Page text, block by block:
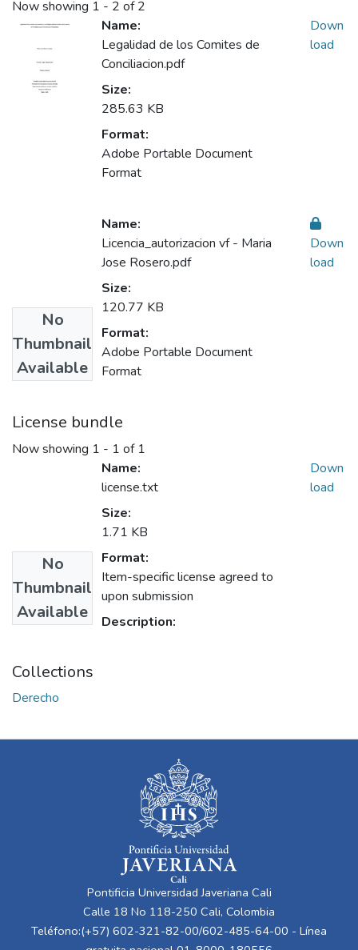
Now showing 1 - 2 of 2
Name:
Legalidad de los Comites de
Conciliacion.pdf
Size:
285.63 KB
Format:
Adobe Portable Document
Format
Down
load
No
Thumbnail
Available
Name:
Licencia_autorizacion vf - Maria
Jose Rosero.pdf
Size:
120.77 KB
Format:
Adobe Portable Document
Format
Down
load
License bundle
Now showing 1 - 1 of 1
No
Thumbnail
Available
Name:
license.txt
Size:
1.71 KB
Format:
Item-specific license agreed to
upon submission
Description:
Down
load
Collections
Derecho
Pontificia Universidad Javeriana Cali
Calle 18 No 118-250 Cali, Colombia
Teléfono:(+57) 602-321-82-00/602-485-64-00 - Línea